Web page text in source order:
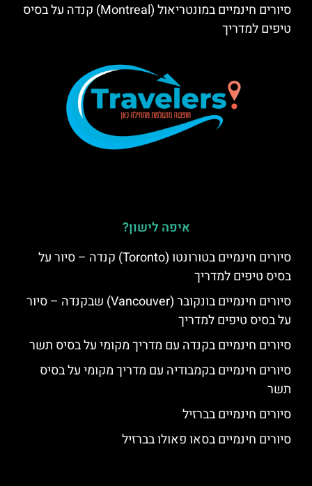
סיורים חינמיים במונטריאול (Montreal) קנדה על בסיס
טיפים למדריך
איפה לישון?
סיורים חינמיים בטורונטו (Toronto) קנדה – סיור על
בסיס טיפים למדריך
סיורים חינמיים בונקובר (Vancouver) שבקנדה – סיור
על בסיס טיפים למדריך
סיורים חינמיים בקנדה עם מדריך מקומי על בסיס תשר
סיורים חינמיים בקמבודיה עם מדריך מקומי על בסיס
תשר
סיורים חינמיים בברזיל
סיורים חינמיים בסאו פאולו בברזיל